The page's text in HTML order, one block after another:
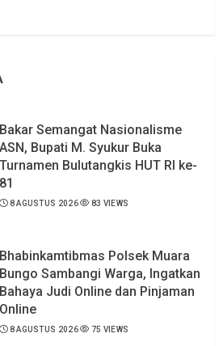
Bakar Semangat Nasionalisme
ASN, Bupati M. Syukur Buka
Turnamen Bulutangkis HUT RI ke-
81
8 AGUSTUS 2026 83 VIEWS
Bhabinkamtibmas Polsek Muara
Bungo Sambangi Warga, Ingatkan
Bahaya Judi Online dan Pinjaman
Online
8 AGUSTUS 2026 75 VIEWS